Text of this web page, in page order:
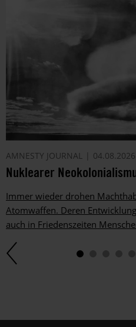
AMNESTY JOURNAL 04.08.2026
Nuklearer
Immer wieder drohen
Atomwaffen. Deren
auch in Friedenszeiten